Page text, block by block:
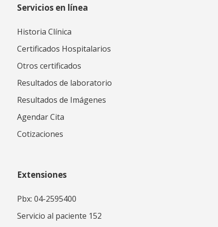
Servicios en línea
Historia Clínica
Certificados Hospitalarios
Otros certificados
Resultados de laboratorio
Resultados de Imágenes
Agendar Cita
Cotizaciones
Extensiones
Pbx: 04-2595400
Servicio al paciente 152